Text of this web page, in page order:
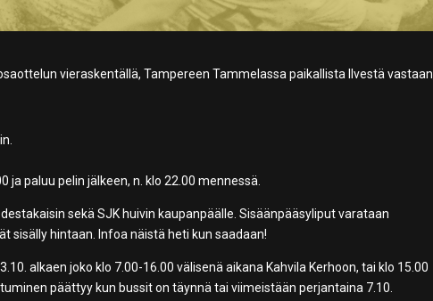
vieraskentällä, Tampereen Tammelassa paikallista Ilvestä vastaan
ja paluu pelin jälkeen, n. klo 22.00 mennessä.
sekä SJK huivin kaupanpäälle. Sisäänpääsyliput varataan
sisälly hintaan. Infoa näistä heti kun saadaan!
alkaen joko klo 7.00-16.00 välisenä aikana Kahvila Kerhoon, tai klo 15.00
päättyy kun bussit on täynnä tai viimeistään perjantaina 7.10.